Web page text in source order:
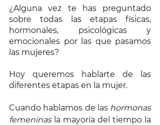
¿Alguna vez te has preguntado
sobre todas las etapas físicas,
hormonales, psicológicas y
emocionales por las que pasamos
las mujeres?
Hoy queremos hablarte de las
diferentes etapas en la mujer.
Cuando hablamos de las hormonas
femeninas la mayoría del tiempo la